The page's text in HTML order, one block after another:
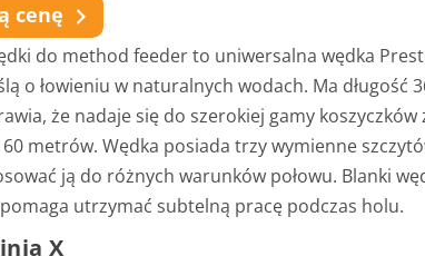
cenę
do method feeder to uniwersalna wędka
o łowieniu w naturalnych wodach. Ma długość
że nadaje się do szerokiej gamy
metrów. Wędka posiada trzy wymienne
ją do różnych warunków połowu. Blanki
utrzymać subtelną pracę podczas holu.
X